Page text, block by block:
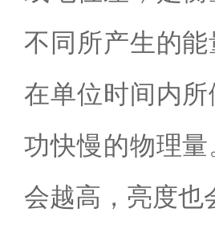
不同所产生的
在单位时间内
功快慢的物理
会越高，亮度也